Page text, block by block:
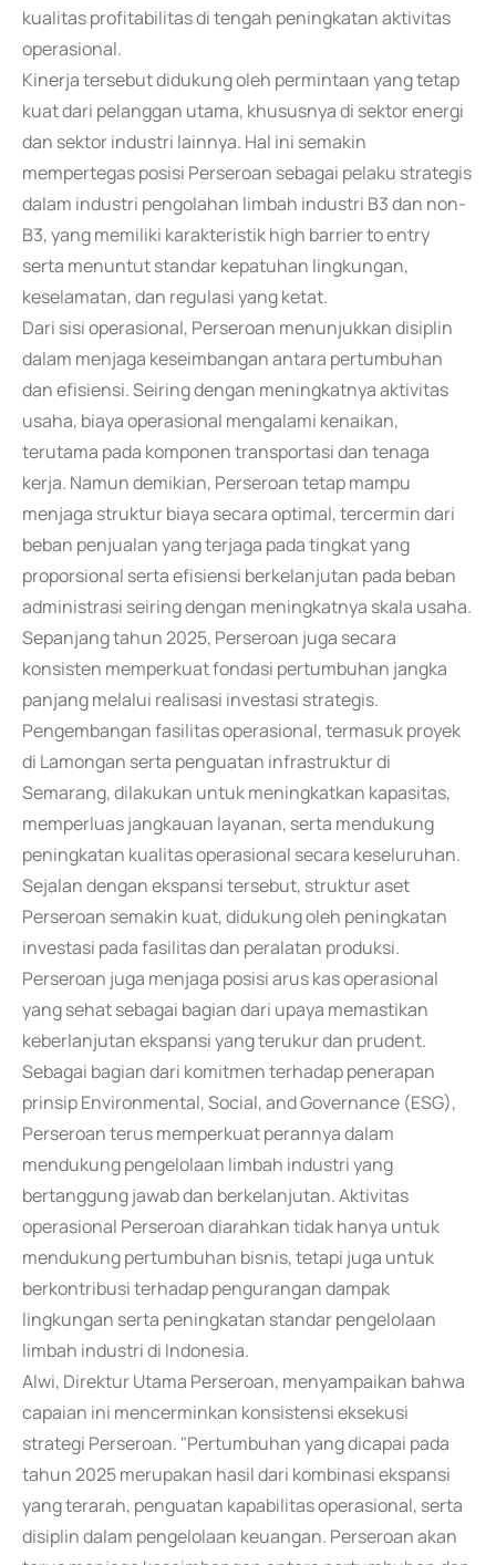
kualitas profitabilitas di tengah peningkatan aktivitas
operasional.
Kinerja tersebut didukung oleh permintaan yang tetap
kuat dari pelanggan utama, khususnya di sektor energi
dan sektor industri lainnya. Hal ini semakin
mempertegas posisi Perseroan sebagai pelaku strategis
dalam industri pengolahan limbah industri B3 dan non-
B3, yang memiliki karakteristik high barrier to entry
serta menuntut standar kepatuhan lingkungan,
keselamatan, dan regulasi yang ketat.
Dari sisi operasional, Perseroan menunjukkan disiplin
dalam menjaga keseimbangan antara pertumbuhan
dan efisiensi. Seiring dengan meningkatnya aktivitas
usaha, biaya operasional mengalami kenaikan,
terutama pada komponen transportasi dan tenaga
kerja. Namun demikian, Perseroan tetap mampu
menjaga struktur biaya secara optimal, tercermin dari
beban penjualan yang terjaga pada tingkat yang
proporsional serta efisiensi berkelanjutan pada beban
administrasi seiring dengan meningkatnya skala usaha.
Sepanjang tahun 2025, Perseroan juga secara
konsisten memperkuat fondasi pertumbuhan jangka
panjang melalui realisasi investasi strategis.
Pengembangan fasilitas operasional, termasuk proyek
di Lamongan serta penguatan infrastruktur di
Semarang, dilakukan untuk meningkatkan kapasitas,
memperluas jangkauan layanan, serta mendukung
peningkatan kualitas operasional secara keseluruhan.
Sejalan dengan ekspansi tersebut, struktur aset
Perseroan semakin kuat, didukung oleh peningkatan
investasi pada fasilitas dan peralatan produksi.
Perseroan juga menjaga posisi arus kas operasional
yang sehat sebagai bagian dari upaya memastikan
keberlanjutan ekspansi yang terukur dan prudent.
Sebagai bagian dari komitmen terhadap penerapan
prinsip Environmental, Social, and Governance (ESG),
Perseroan terus memperkuat perannya dalam
mendukung pengelolaan limbah industri yang
bertanggung jawab dan berkelanjutan. Aktivitas
operasional Perseroan diarahkan tidak hanya untuk
mendukung pertumbuhan bisnis, tetapi juga untuk
berkontribusi terhadap pengurangan dampak
lingkungan serta peningkatan standar pengelolaan
limbah industri di Indonesia.
Alwi, Direktur Utama Perseroan, menyampaikan bahwa
capaian ini mencerminkan konsistensi eksekusi
strategi Perseroan. "Pertumbuhan yang dicapai pada
tahun 2025 merupakan hasil dari kombinasi ekspansi
yang terarah, penguatan kapabilitas operasional, serta
disiplin dalam pengelolaan keuangan. Perseroan akan